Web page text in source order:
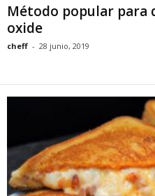
Método popular para
oxide
cheff - 28 junio, 2019